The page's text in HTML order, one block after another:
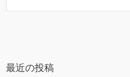
最近の投稿